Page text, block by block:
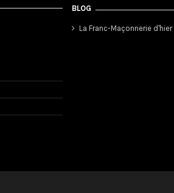
BLOG
La Franc-Maçonnerie